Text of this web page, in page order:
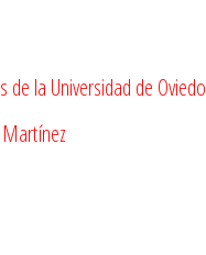
de la Universidad de Oviedo